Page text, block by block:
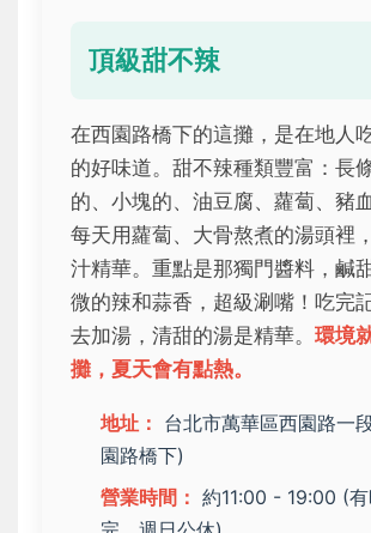
頂級甜不辣
在西園路橋下的這攤，是在地人
的好味道。甜不辣種類豐富：長
的、小塊的、油豆腐、蘿蔔、豬
每天用蘿蔔、大骨熬煮的湯頭裡
汁精華。重點是那獨門醬料，鹹
微的辣和蒜香，超級涮嘴！吃完
去加湯，清甜的湯是精華。 環境
攤，夏天會有點熱。
地址： 台北市萬華區西園路一
園路橋下)
營業時間： 約11:00 - 19:00 (